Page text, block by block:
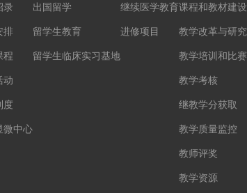
录
排
程
动
度
微中心
出国留学
留学生教育
留学生临床实习基地
继续医学教育
进修项目
课程和教材建设
教学改革与研究
教学培训和比赛
教学考核
继教学分获取
教学质量监控
教师评奖
教学资源